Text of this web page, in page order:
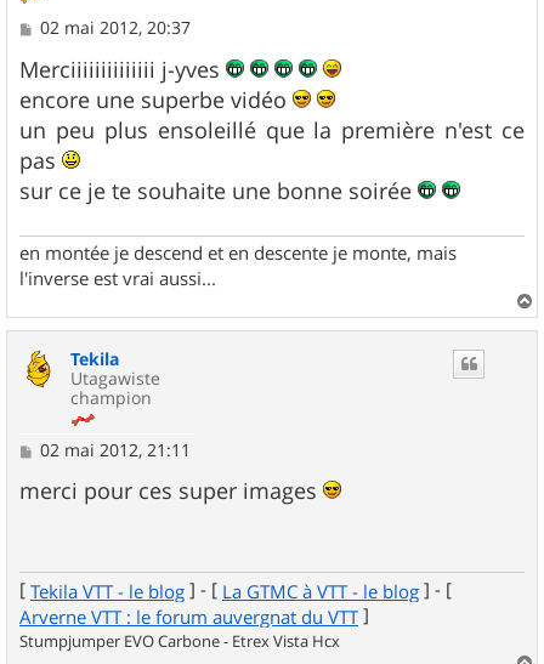
M
s
s
a
g
e
02 mai 2012, 20:37
Merciiiiiiiiiiiiii j-yves
encore une superbe vidéo
un peu plus ensoleillé que la première n'est ce
pas
sur ce je te souhaite une bonne soirée
en montée je descend et en descente je monte, mais
l'inverse est vrai aussi...
a
Tekila
Utagawiste
champion
M
s
s
02 mai 2012, 21:11
merci pour ces super images
[ Tekila VTT - le blog ] - [ La GTMC à VTT - le blog ] - [
Arverne VTT : le forum auvergnat du VTT ]
Stumpjumper EVO Carbone - Etrex Vista Hcx